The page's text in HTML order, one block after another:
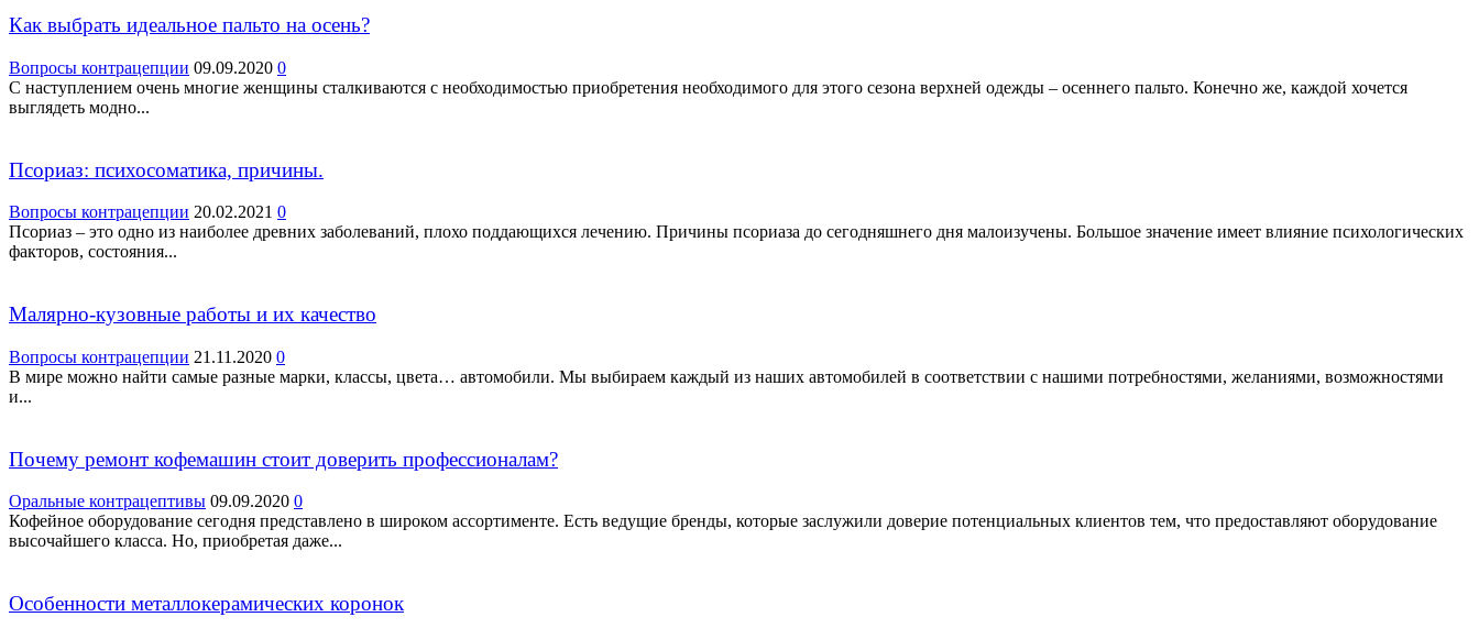
Как выбрать идеальное пальто на осень?
Вопросы контрацепции 09.09.2020 0
С наступлением очень многие женщины сталкиваются с необходимостью приобретения необходимого для этого сезона верхней одежды – осеннего пальто. Конечно же, каждой хочется
выглядеть модно...
Псориаз: психосоматика, причины.
Вопросы контрацепции 20.02.2021 0
Псориаз – это одно из наиболее древних заболеваний, плохо поддающихся лечению. Причины псориаза до сегодняшнего дня малоизучены. Большое значение имеет влияние психологических
факторов, состояния...
Малярно-кузовные работы и их качество
Вопросы контрацепции 21.11.2020 0
В мире можно найти самые разные марки, классы, цвета… автомобили. Мы выбираем каждый из наших автомобилей в соответствии с нашими потребностями, желаниями, возможностями
и...
Почему ремонт кофемашин стоит доверить профессионалам?
Оральные контрацептивы 09.09.2020 0
Кофейное оборудование сегодня представлено в широком ассортименте. Есть ведущие бренды, которые заслужили доверие потенциальных клиентов тем, что предоставляют оборудование
высочайшего класса. Но, приобретая даже...
Особенности металлокерамических коронок